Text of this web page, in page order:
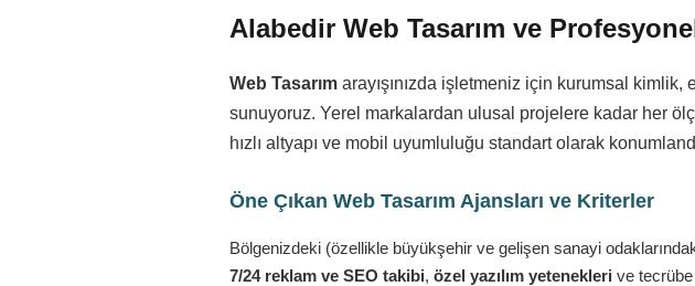
Alabedir Web Tasarım ve
Web Tasarım arayışınızda işletmeniz için kurumsal
sunuyoruz. Yerel markalardan ulusal projelere kadar her
hızlı altyapı ve mobil uyumluluğu standart olarak
Öne Çıkan Web Tasarım Ajansları ve Kriterler
Bölgenizdeki (özellikle büyükşehir ve gelişen sanayi
7/24 reklam ve SEO takibi, özel yazılım yetenekleri ve tecrübe